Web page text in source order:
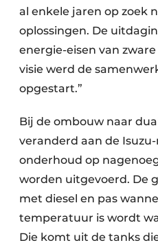
al enkele jaren op zoek
oplossingen. De
energie-eisen van
visie werd de
opgestart.”
Bij de ombouw naar
veranderd aan de
onderhoud op
worden uitgevoerd. De
met diesel en pas
temperatuur is wordt
Die komt uit de tanks